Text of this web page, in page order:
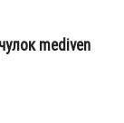
mediven